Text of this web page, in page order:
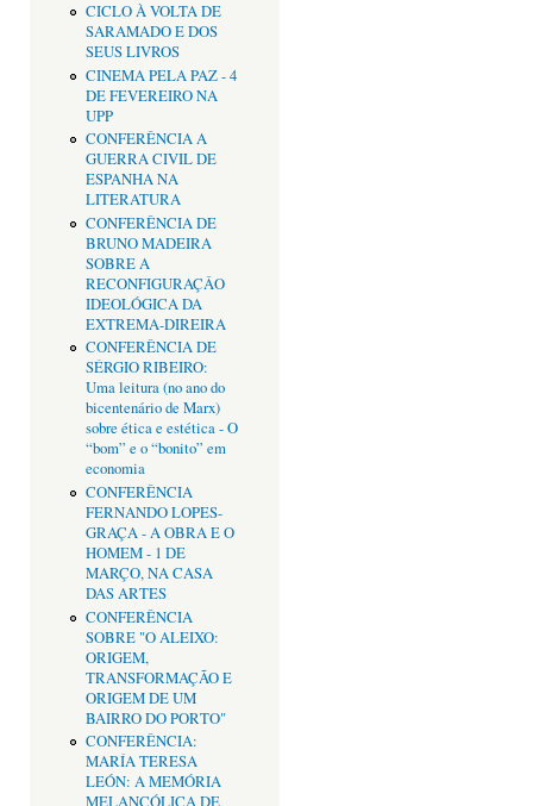
CICLO À VOLTA DE
SARAMADO E DOS
SEUS LIVROS
CINEMA PELA PAZ - 4
DE FEVEREIRO NA
UPP
CONFERÊNCIA A
GUERRA CIVIL DE
ESPANHA NA
LITERATURA
CONFERÊNCIA DE
BRUNO MADEIRA
SOBRE A
RECONFIGURAÇÂO
IDEOLÓGICA DA
EXTREMA-DIREIRA
CONFERÊNCIA DE
SÉRGIO RIBEIRO:
Uma leitura (no ano do
bicentenário de Marx)
sobre ética e estética - O
“bom” e o “bonito” em
economia
CONFERÊNCIA
FERNANDO LOPES-
GRAÇA - A OBRA E O
HOMEM - 1 DE
MARÇO, NA CASA
DAS ARTES
CONFERÊNCIA
SOBRE "O ALEIXO:
ORIGEM,
TRANSFORMAÇÃO E
ORIGEM DE UM
BAIRRO DO PORTO"
CONFERÊNCIA:
MARÍA TERESA
LEÓN: A MEMÓRIA
MELANCÓLICA DE